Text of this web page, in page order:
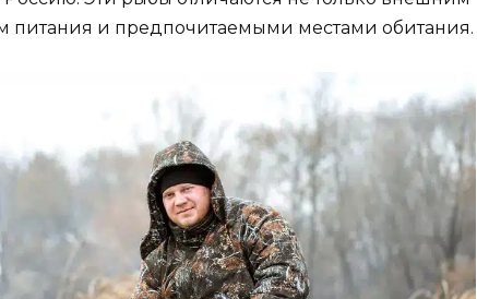
питания и предпочитаемыми местами обитания.